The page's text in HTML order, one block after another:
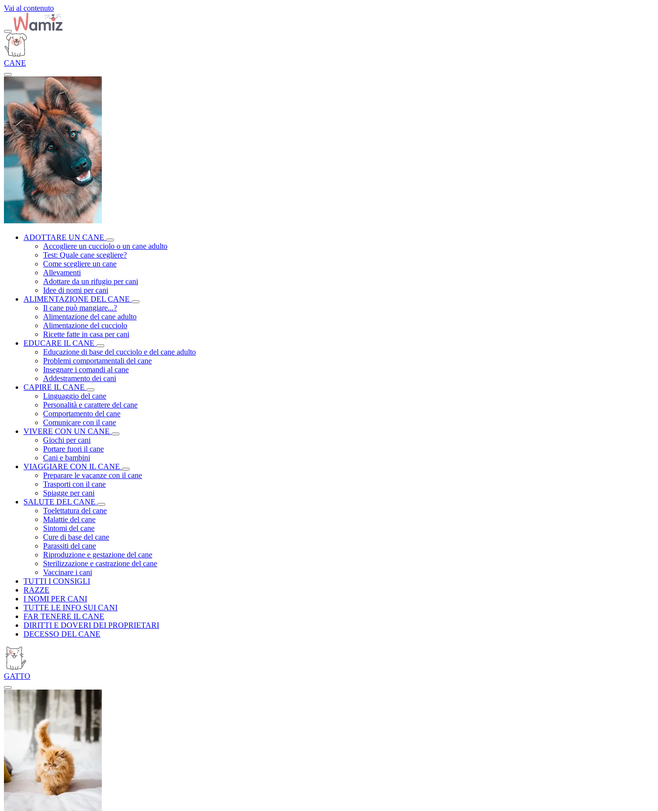
Vai al contenuto
CANE
ADOTTARE UN CANE
Accogliere un cucciolo o un cane adulto
Test: Quale cane scegliere?
Come scegliere un cane
Allevamenti
Adottare da un rifugio per cani
Idee di nomi per cani
ALIMENTAZIONE DEL CANE
Il cane può mangiare...?
Alimentazione del cane adulto
Alimentazione del cucciolo
Ricette fatte in casa per cani
EDUCARE IL CANE
Educazione di base del cucciolo e del cane adulto
Problemi comportamentali del cane
Insegnare i comandi al cane
Addestramento dei cani
CAPIRE IL CANE
Linguaggio del cane
Personalità e carattere del cane
Comportamento del cane
Comunicare con il cane
VIVERE CON UN CANE
Giochi per cani
Portare fuori il cane
Cani e bambini
VIAGGIARE CON IL CANE
Preparare le vacanze con il cane
Trasporti con il cane
Spiagge per cani
SALUTE DEL CANE
Toelettatura del cane
Malattie del cane
Sintomi del cane
Cure di base del cane
Parassiti del cane
Riproduzione e gestazione del cane
Sterilizzazione e castrazione del cane
Vaccinare i cani
TUTTI I CONSIGLI
RAZZE
I NOMI PER CANI
TUTTE LE INFO SUI CANI
FAR TENERE IL CANE
DIRITTI E DOVERI DEI PROPRIETARI
DECESSO DEL CANE
GATTO